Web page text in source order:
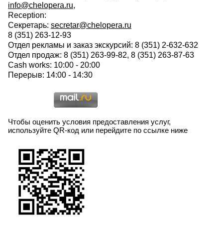
info@chelopera.ru,
Reception:
Секретарь: secretar@chelopera.ru
8 (351) 263-12-93
Отдел рекламы и заказ экскурсий: 8 (351) 2-632-632
Отдел продаж: 8 (351) 263-99-82, 8 (351) 263-87-63
Cash works: 10:00 - 20:00
Перерыв: 14:00 - 14:30
Чтобы оценить условия предоставления услуг,
используйте QR-код или перейдите по ссылке ниже